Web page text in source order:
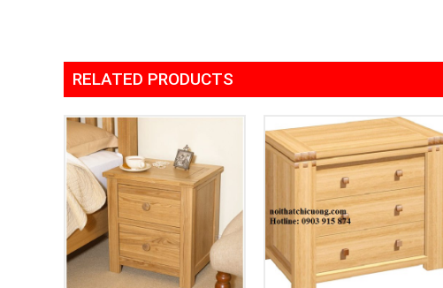
RELATED PRODUCTS